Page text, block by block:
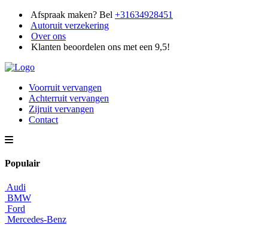
Afspraak maken? Bel +31634928451
Autoruit verzekering
Over ons
Klanten beoordelen ons met een 9,5!
Voorruit vervangen
Achterruit vervangen
Zijruit vervangen
Contact
Populair
Audi
BMW
Ford
Mercedes-Benz